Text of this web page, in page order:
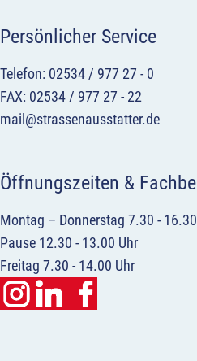
Persönlicher Service
Telefon: 02534 / 977 27 - 0
FAX: 02534 / 977 27 - 22
mail@strassenausstatter.de
Öffnungszeiten &
Montag – Donnerstag 7.30 -
Pause 12.30 - 13.00 Uhr
Freitag 7.30 - 14.00 Uhr